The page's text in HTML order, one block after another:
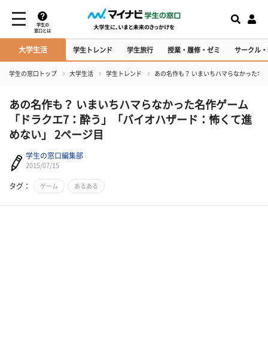
学生の
窓口とは
大学生活 学生トレンド 学生旅行 授業・履修・ゼミ サークル
学生の窓口トップ 大学生活 学生トレンド あの名作も？ いまいちハマらなかった名
あの名作も？ いまいちハマらなかった名作ゲーム
「ドラクエ7：酔う」「バイオハザード：怖くて進
めない」 2ページ目
学生の窓口編集部
2015/07/15
タグ： ゲーム あるある